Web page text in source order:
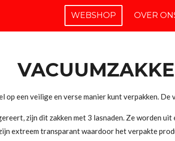
WEBSHOP OVER
op een veilige en verse manier kunt verpakken.
zijn dit zakken met 3 lasnaden. Ze worden
extreem transparant waardoor het verpakte